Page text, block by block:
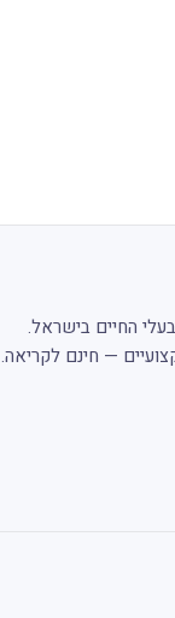
החיים בישראל.
— חינם לקריאה.